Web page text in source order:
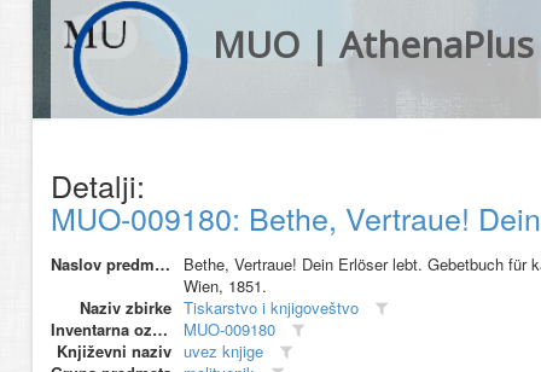
MUO | AthenaPlus
Detalji:
MUO-009180: Bethe, Vertraue!
Naslov predmeta
Bethe, Vertraue! Dein Erlöser lebt. Gebetbuch
Wien, 1851.
Naziv zbirke Tiskarstvo i knjigoveštvo
Inventarna oznaka
MUO-009180
Književni naziv uvez knjige